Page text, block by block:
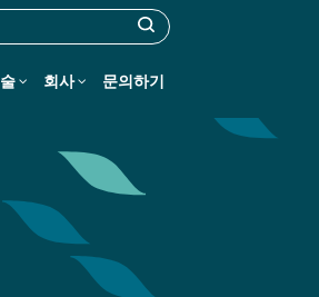
회사 문의하기